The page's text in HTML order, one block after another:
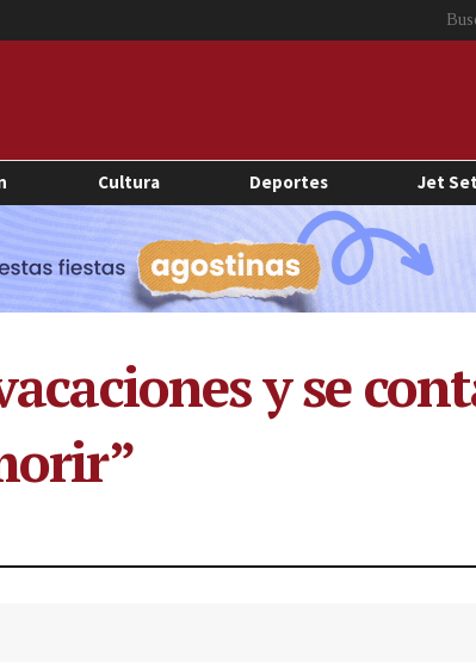
Cultura Deportes Jet Set
y se